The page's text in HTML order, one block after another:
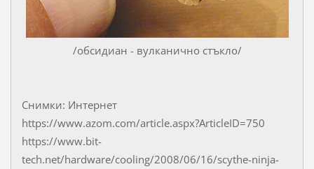
/обсидиан - вулканично стъкло/
Снимки: Интернет
https://www.azom.com/article.aspx?ArticleID=750
https://www.bit-
tech.net/hardware/cooling/2008/06/16/scythe-ninja-